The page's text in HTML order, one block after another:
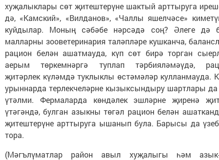
хуҗалыклары сөт җитештерүне шактый арттыруга
дә, «Камский», «Вилданов», «Чаллы яшелчәсе»
куйдылар. Моның сәбәбе нәрсәдә соң? Әлеге дә
малларны зооветеринария таләпләре кушканча,
рацион белән ашатмауда, күп сөт бирә торган
аерым төркемнәргә туплап тәрбияләмәүдә,
җитәрлек күләмдә туклыклы өстәмәләр кулланмауда.
урыннарда терлекчеләрне кызыксындыру шартлары да
үтәлми. Фермаларда көндәлек эшләрне җиренә
үтәгәндә, булган азыкны төгәл рацион белән
җитештерүне арттыруга ышанып була. Барысы да
тора.
(Мәгълүматлар район авыл хуҗалыгы һәм азык-